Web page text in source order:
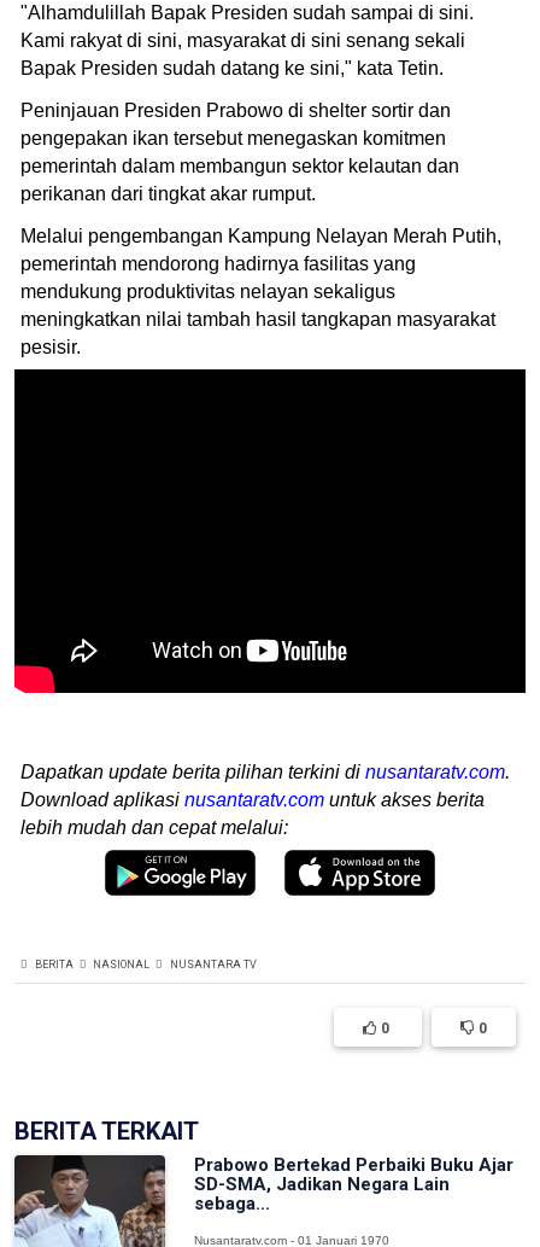
"Alhamdulillah Bapak Presiden sudah sampai di sini.
Kami rakyat di sini, masyarakat di sini senang sekali
Bapak Presiden sudah datang ke sini," kata Tetin.
Peninjauan Presiden Prabowo di shelter sortir dan
pengepakan ikan tersebut menegaskan komitmen
pemerintah dalam membangun sektor kelautan dan
perikanan dari tingkat akar rumput.
Melalui pengembangan Kampung Nelayan Merah Putih,
pemerintah mendorong hadirnya fasilitas yang
mendukung produktivitas nelayan sekaligus
meningkatkan nilai tambah hasil tangkapan masyarakat
pesisir.
Dapatkan update berita pilihan terkini di nusantaratv.com.
Download aplikasi nusantaratv.com untuk akses berita
lebih mudah dan cepat melalui:
BERITA NASIONAL NUSANTARA TV
0 0
BERITA TERKAIT
Prabowo Bertekad Perbaiki Buku Ajar
SD-SMA, Jadikan Negara Lain
sebaga...
Nusantaratv.com - 01 Januari 1970